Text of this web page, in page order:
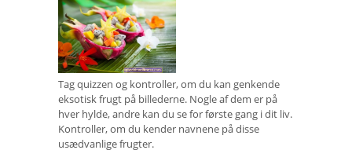
Tag quizzen og kontroller, om du kan genkende
eksotisk frugt på billederne. Nogle af dem er på
hver hylde, andre kan du se for første gang i dit liv.
Kontroller, om du kender navnene på disse
usædvanlige frugter.